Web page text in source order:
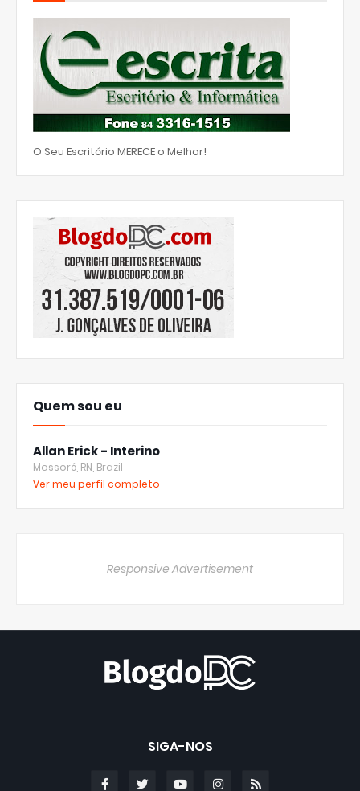
O Seu Escritório MERECE o Melhor!
Quem sou eu
Allan Erick - Interino
Mossoró, RN, Brazil
Ver meu perfil completo
Responsive Advertisement
SIGA-NOS